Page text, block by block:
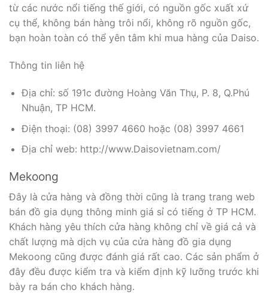
từ các nước nổi tiếng thế giới, có nguồn gốc xuất xứ
cụ thể, không bán hàng trôi nổi, không rõ nguồn gốc,
bạn hoàn toàn có thể yên tâm khi mua hàng của Daiso.
Thông tin liên hệ
Địa chỉ: số 191c đường Hoàng Văn Thụ, P. 8, Q.Phú
Nhuận, TP HCM.
Điện thoại: (08) 3997 4660 hoặc (08) 3997 4661
Địa chỉ web: http://www.Daisovietnam.com/
Mekoong
Đây là cửa hàng và đồng thời cũng là trang trang web
bán đồ gia dụng thông minh giá sỉ có tiếng ở TP HCM.
Khách hàng yêu thích cửa hàng không chỉ về giá cả và
chất lượng mà dịch vụ của cửa hàng đồ gia dụng
Mekoong cũng được đánh giá rất cao. Các sản phẩm ở
đây đều được kiểm tra và kiểm định kỹ lưỡng trước khi
bày ra bán cho khách hàng.